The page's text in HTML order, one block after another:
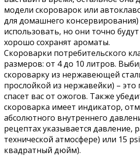
модели скороварок или
для домашнего
использовать, но они точно
хорошо сохранят ароматы.
Скороварки потребительского
размеров: от 4 до 10 литров.
скороварку из нержавеющей
прослойкой из нержавейки) – это
спасет вас от ожогов. Также
скороварка имеет индикатор,
абсолютного внутреннего
рецептах указывается давление,
технической атмосфере) или 15
квадратный дюйм).